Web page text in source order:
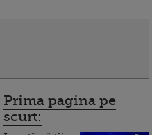
Prima pagina pe
scurt: